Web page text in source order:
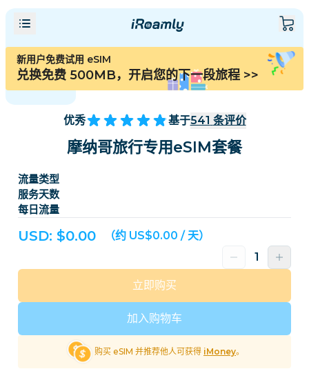
新用户免费试用 eSIM
兑换免费 500MB，开启您的下一段旅程 >>
优秀 基于541 条评价
摩纳哥旅行专用eSIM套餐
流量类型
服务天数
每日流量
USD: $0.00 （约 US$0.00 / 天）
加入购物车
立即购买
购买 eSIM 并推荐他人可获得 iMoney。